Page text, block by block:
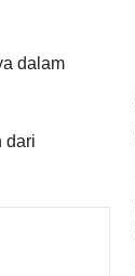
dalam
dari